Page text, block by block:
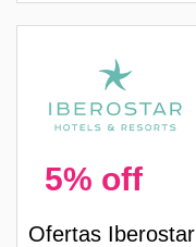
5% off
Ofertas Iberostar